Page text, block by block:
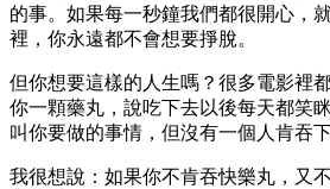
的事。如果每一秒鐘我們都很開心，
裡，你永遠都不會想要掙脫。
但你想要這樣的人生嗎？很多電影裡
你一顆藥丸，說吃下去以後每天都笑
叫你要做的事情，但沒有一個人肯吞
我很想說：如果你不肯吞快樂丸，又